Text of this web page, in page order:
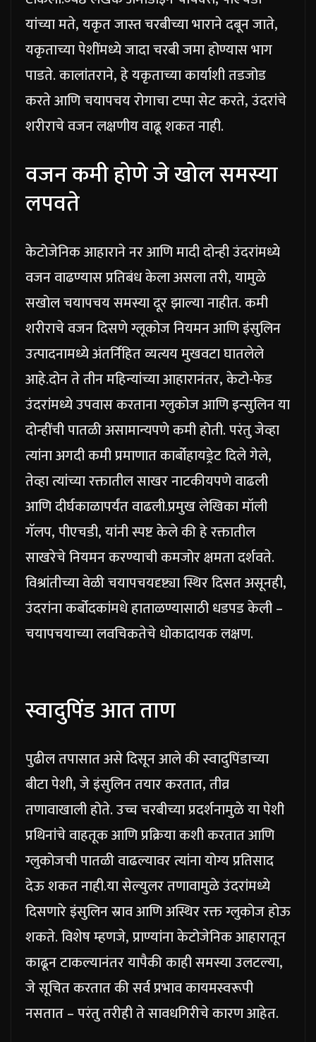
यांच्या मते, यकृत जास्त चरबीच्या भाराने दबून जाते,
यकृताच्या पेशींमध्ये जादा चरबी जमा होण्यास भाग
पाडते. कालांतराने, हे यकृताच्या कार्याशी तडजोड
करते आणि चयापचय रोगाचा टप्पा सेट करते, उंदरांचे
शरीराचे वजन लक्षणीय वाढू शकत नाही.
वजन कमी होणे जे खोल समस्या
लपवते
केटोजेनिक आहाराने नर आणि मादी दोन्ही उंदरांमध्ये
वजन वाढण्यास प्रतिबंध केला असला तरी, यामुळे
सखोल चयापचय समस्या दूर झाल्या नाहीत. कमी
शरीराचे वजन दिसणे ग्लूकोज नियमन आणि इंसुलिन
उत्पादनामध्ये अंतर्निहित व्यत्यय मुखवटा घातलेले
आहे.दोन ते तीन महिन्यांच्या आहारानंतर, केटो-फेड
उंदरांमध्ये उपवास करताना ग्लुकोज आणि इन्सुलिन या
दोन्हींची पातळी असामान्यपणे कमी होती. परंतु जेव्हा
त्यांना अगदी कमी प्रमाणात कार्बोहायड्रेट दिले गेले,
तेव्हा त्यांच्या रक्तातील साखर नाटकीयपणे वाढली
आणि दीर्घकाळापर्यंत वाढली.प्रमुख लेखिका मॉली
गॅलप, पीएचडी, यांनी स्पष्ट केले की हे रक्तातील
साखरेचे नियमन करण्याची कमजोर क्षमता दर्शवते.
विश्रांतीच्या वेळी चयापचयदृष्ट्या स्थिर दिसत असूनही,
उंदरांना कर्बोदकांमधे हाताळण्यासाठी धडपड केली –
चयापचयाच्या लवचिकतेचे धोकादायक लक्षण.
स्वादुपिंड आत ताण
पुढील तपासात असे दिसून आले की स्वादुपिंडाच्या
बीटा पेशी, जे इंसुलिन तयार करतात, तीव्र
तणावाखाली होते. उच्च चरबीच्या प्रदर्शनामुळे या पेशी
प्रथिनांचे वाहतूक आणि प्रक्रिया कशी करतात आणि
ग्लुकोजची पातळी वाढल्यावर त्यांना योग्य प्रतिसाद
देऊ शकत नाही.या सेल्युलर तणावामुळे उंदरांमध्ये
दिसणारे इंसुलिन स्राव आणि अस्थिर रक्त ग्लुकोज होऊ
शकते. विशेष म्हणजे, प्राण्यांना केटोजेनिक आहारातून
काढून टाकल्यानंतर यापैकी काही समस्या उलटल्या,
जे सूचित करतात की सर्व प्रभाव कायमस्वरूपी
नसतात – परंतु तरीही ते सावधगिरीचे कारण आहेत.